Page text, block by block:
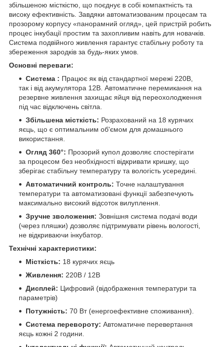
збільшеною місткістю, що поєднує в собі компактність та
високу ефективність. Завдяки автоматизованим процесам та
прозорому корпусу «панорамний огляд», цей пристрій робить
процес інкубації простим та захопливим навіть для новачків.
Система подвійного живлення гарантує стабільну роботу та
збереження зародків за будь-яких умов.
Основні переваги:
Система : Працює як від стандартної мережі 220В,
так і від акумулятора 12В. Автоматичне перемикання на
резервне живлення захищає яйця від переохолодження
під час відключень світла.
Збільшена місткість: Розрахований на 18 курячих
яєць, що є оптимальним об'ємом для домашнього
використання.
Огляд 360°: Прозорий купол дозволяє спостерігати
за процесом без необхідності відкривати кришку, що
зберігає стабільну температуру та вологість усередині.
Автоматичний контроль: Точне налаштування
температури та автоматизовані функції забезпечують
максимально високий відсоток вилуплення.
Зручне зволоження: Зовнішня система подачі води
(через пляшки) дозволяє підтримувати рівень вологості,
не відкриваючи інкубатор.
Технічні характеристики:
Місткість: 18 курячих яєць
Живлення: 220В / 12В
Дисплей: Цифровий (відображення температури та
параметрів)
Потужність: 70 Вт (енергоефективне споживання).
Система перевороту: Автоматичне перевертання
яєць кожні 2 години.